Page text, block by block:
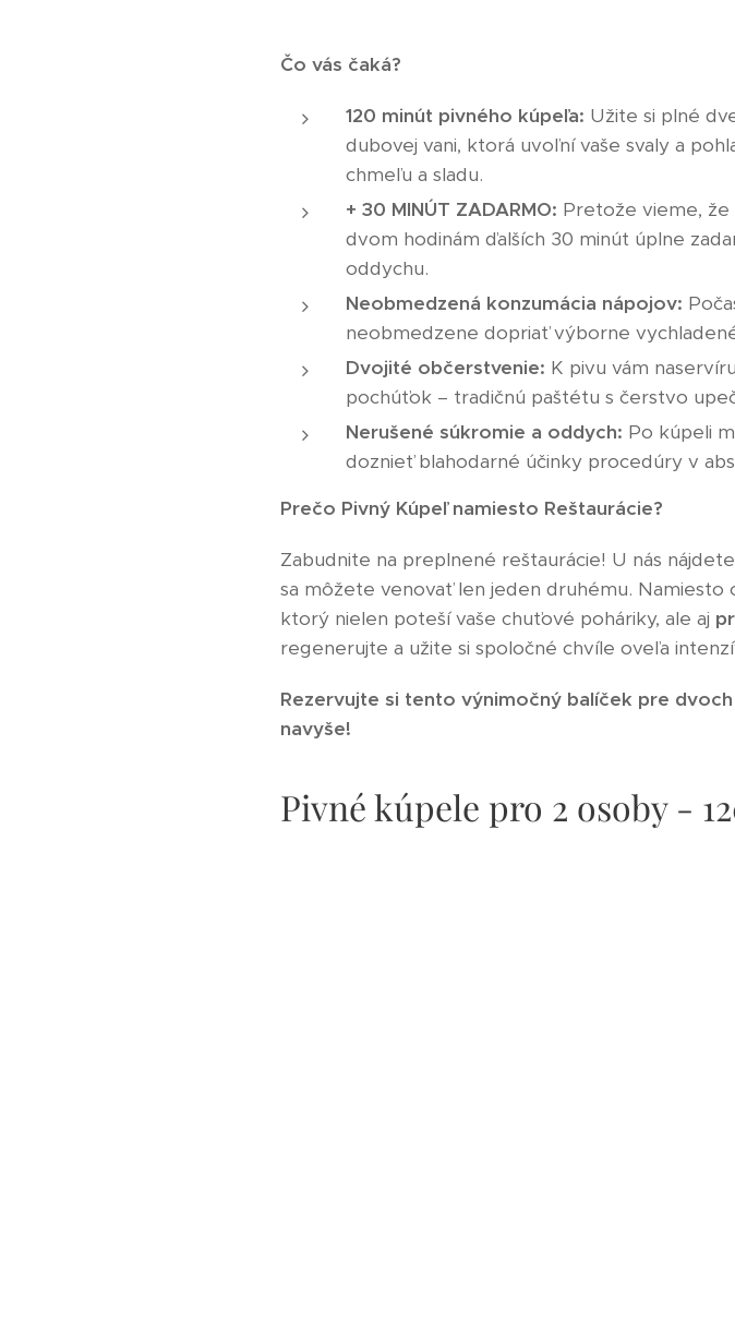
Čo vás čaká?
120 minút pivného kúpeľa: Užite si plné
dubovej vani, ktorá uvoľní vaše svaly a
chmeľu a sladu.
+ 30 MINÚT ZADARMO: Pretože vieme, že
dvom hodinám ďalších 30 minút úplne
oddychu.
Neobmedzená konzumácia nápojov:
neobmedzene dopriať výborne
Dvojité občerstvenie: K pivu vám
pochúťok – tradičnú paštétu s čerstvo
Nerušené súkromie a oddych: Po kúpeli
doznieť blahodarné účinky procedúry v
Prečo Pivný Kúpeľ namiesto Reštaurácie?
Zabudnite na preplnené reštaurácie! U nás nájdete
sa môžete venovať len jeden druhému. Namiesto
ktorý nielen poteší vaše chuťové poháriky, ale aj
regenerujte a užite si spoločné chvíle oveľa
Rezervujte si tento výnimočný balíček pre
navyše!
Pivné kúpele pro 2 osoby -